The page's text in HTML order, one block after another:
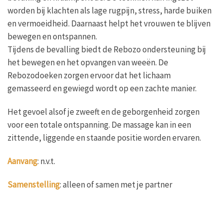
worden bij klachten als lage rugpijn, stress, harde buiken
en vermoeidheid. Daarnaast helpt het vrouwen te blijven
bewegen en ontspannen.
Tijdens de bevalling biedt de Rebozo ondersteuning bij
het bewegen en het opvangen van weeën. De
Rebozodoeken zorgen ervoor dat het lichaam
gemasseerd en gewiegd wordt op een zachte manier.
Het gevoel alsof je zweeft en de geborgenheid zorgen
voor een totale ontspanning. De massage kan in een
zittende, liggende en staande positie worden ervaren.
Aanvang: n.v.t.
Samenstelling: alleen of samen met je partner